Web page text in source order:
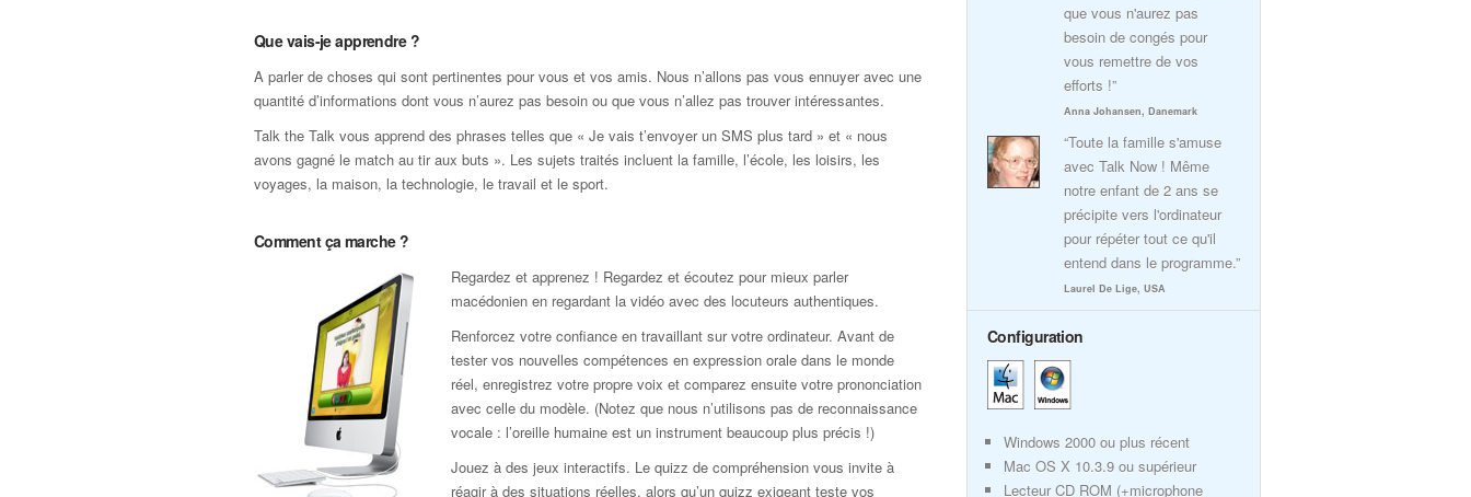
Que vais-je apprendre ?
A parler de choses qui sont pertinentes pour vous et vos amis. Nous n’allons pas vous ennuyer avec une
quantité d’informations dont vous n’aurez pas besoin ou que vous n’allez pas trouver intéressantes.
Talk the Talk vous apprend des phrases telles que « Je vais t’envoyer un SMS plus tard » et « nous
avons gagné le match au tir aux buts ». Les sujets traités incluent la famille, l’école, les loisirs, les
voyages, la maison, la technologie, le travail et le sport.
Comment ça marche ?
Regardez et apprenez ! Regardez et écoutez pour mieux parler
macédonien en regardant la vidéo avec des locuteurs authentiques.
Renforcez votre confiance en travaillant sur votre ordinateur. Avant de
tester vos nouvelles compétences en expression orale dans le monde
réel, enregistrez votre propre voix et comparez ensuite votre prononciation
avec celle du modèle. (Notez que nous n’utilisons pas de reconnaissance
vocale : l’oreille humaine est un instrument beaucoup plus précis !)
Jouez à des jeux interactifs. Le quizz de compréhension vous invite à
réagir à des situations réelles, alors qu’un quizz exigeant teste vos
que vous n'aurez pas
besoin de congés pour
vous remettre de vos
efforts !”
Anna Johansen, Danemark
“Toute la famille s'amuse
avec Talk Now ! Même
notre enfant de 2 ans se
précipite vers l'ordinateur
pour répéter tout ce qu'il
entend dans le programme.”
Laurel De Lige, USA
Configuration
Windows 2000 ou plus récent
Mac OS X 10.3.9 ou supérieur
Lecteur CD ROM (+microphone